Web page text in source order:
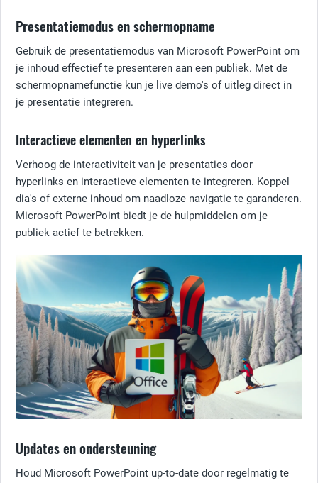
Presentatiemodus en schermopname
Gebruik de presentatiemodus van Microsoft PowerPoint om
je inhoud effectief te presenteren aan een publiek. Met de
schermopnamefunctie kun je live demo's of uitleg direct in
je presentatie integreren.
Interactieve elementen en hyperlinks
Verhoog de interactiviteit van je presentaties door
hyperlinks en interactieve elementen te integreren. Koppel
dia's of externe inhoud om naadloze navigatie te garanderen.
Microsoft PowerPoint biedt je de hulpmiddelen om je
publiek actief te betrekken.
Updates en ondersteuning
Houd Microsoft PowerPoint up-to-date door regelmatig te